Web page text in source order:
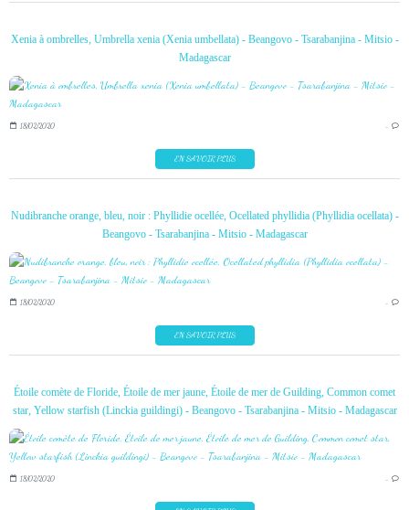
Xenia à ombrelles, Umbrella xenia (Xenia umbellata) - Beangovo - Tsarabanjina - Mitsio -
Madagascar
18/02/2020 …
EN SAVOIR PLUS
Nudibranche orange, bleu, noir : Phyllidie ocellée, Ocellated phyllidia (Phyllidia ocellata) -
Beangovo - Tsarabanjina - Mitsio - Madagascar
18/02/2020 …
EN SAVOIR PLUS
Étoile comète de Floride, Étoile de mer jaune, Étoile de mer de Guilding, Common comet
star, Yellow starfish (Linckia guildingi) - Beangovo - Tsarabanjina - Mitsio - Madagascar
18/02/2020 …